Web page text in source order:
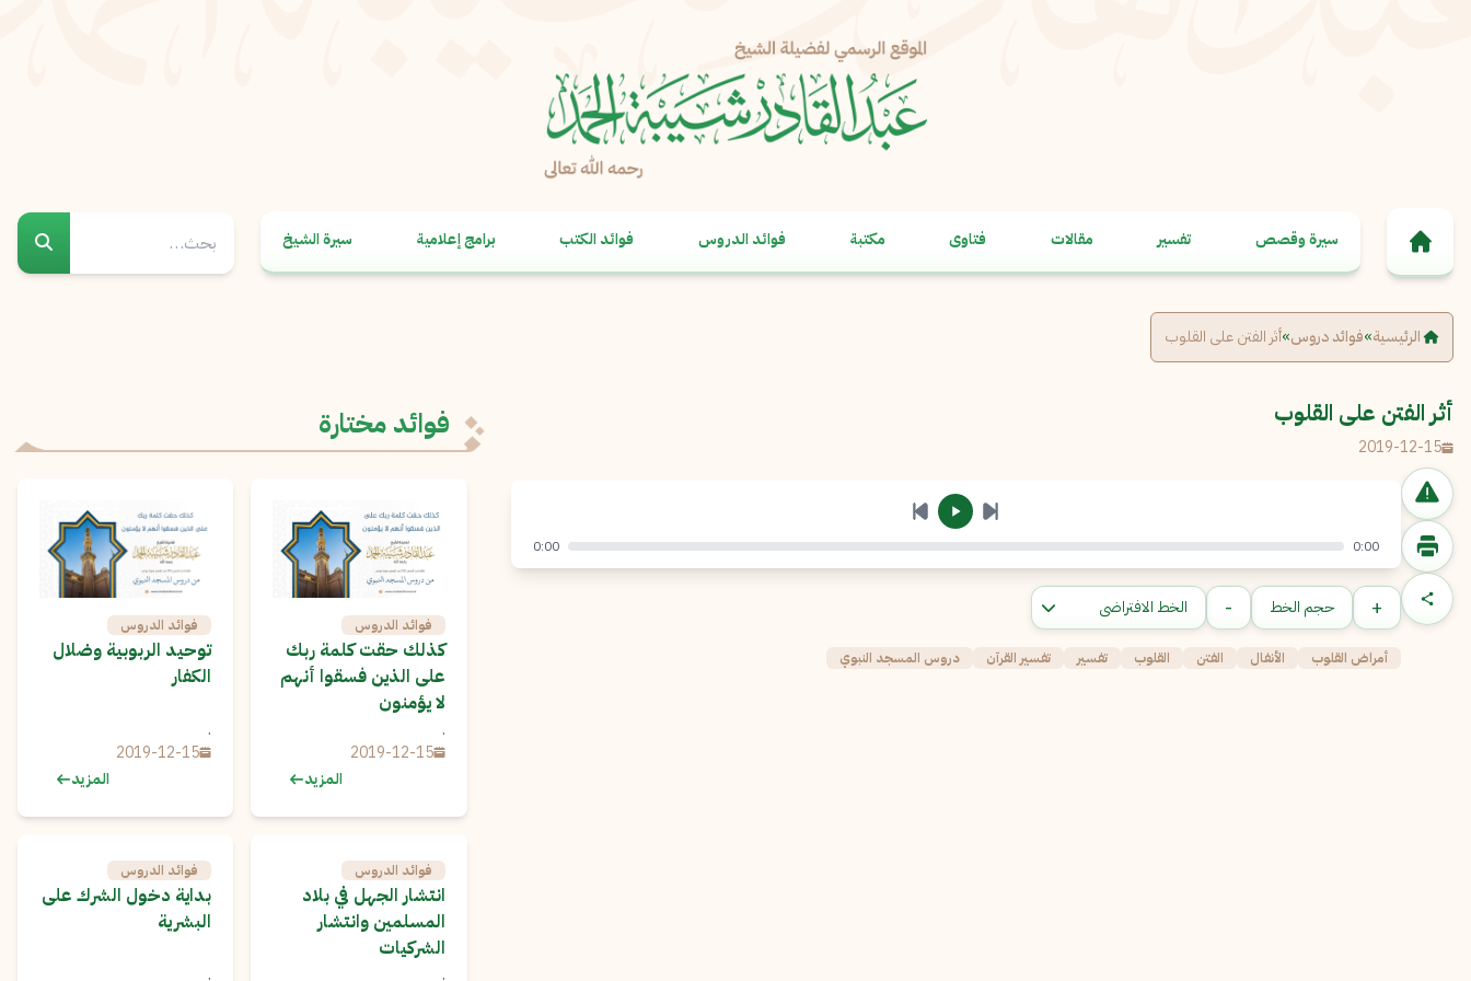
سيرة وقصص تفسير مقالات فتاوى مكتبة فوائد الدروس فوائد الكتب برامج إعلامية سيرة الشيخ
الرئيسية»فوائد دروس»أثر الفتن على القلوب
أثر الفتن على القلوب
2019-12-15
الإبلاغ عن مشكلة
البريد الإلكتروني*
إرسال
نسخ
0:00
0:00
+ حجم الخط -
أمراض القلوب الأنفال الفتن القلوب تفسير تفسير القرآن دروس المسجد النبوي
فوائد مختارة
فوائد الدروس
كذلك حقت كلمة ربك
على الذين فسقوا أنهم
لا يؤمنون
.
2019-12-15
المزيد
فوائد الدروس
توحيد الربوبية وضلال
الكفار
.
2019-12-15
المزيد
فوائد الدروس
انتشار الجهل في بلاد
المسلمين وانتشار
الشركيات
.
فوائد الدروس
بداية دخول الشرك على
البشرية
.